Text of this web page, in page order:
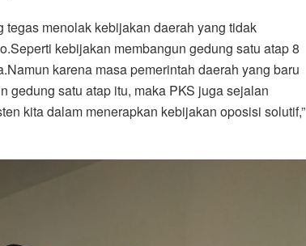
menolak kebijakan daerah yang tidak
kebijakan membangun gedung satu atap 8
karena masa pemerintah daerah yang baru
gedung satu atap itu, maka PKS juga sejalan
kita dalam menerapkan kebijakan oposisi solutif,”